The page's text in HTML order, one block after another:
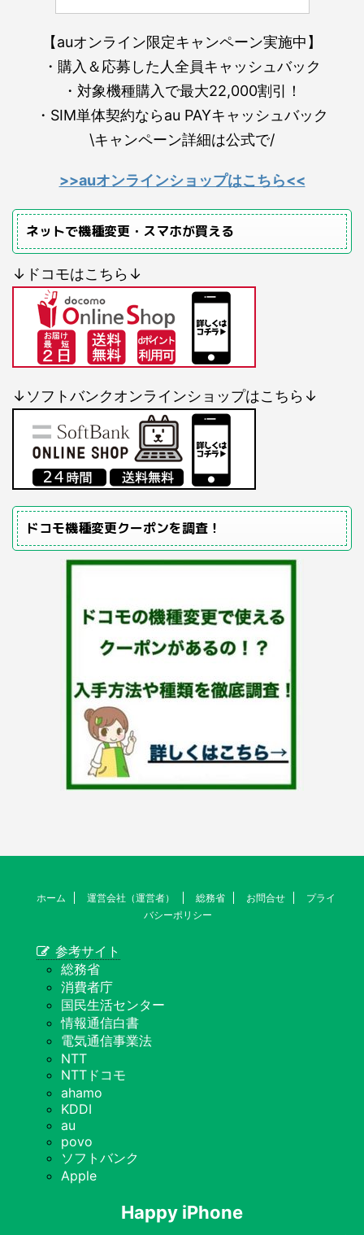
【auオンライン限定キャンペーン実施中】
・購入＆応募した人全員キャッシュバック
・対象機種購入で最大22,000割引！
・SIM単体契約ならau PAYキャッシュバック
\キャンペーン詳細は公式で/
>>auオンラインショップはこちら<<
ネットで機種変更・スマホが買える
↓ドコモはこちら↓
↓ソフトバンクオンラインショップはこちら↓
ドコモ機種変更クーポンを調査！
ホーム 運営会社（運営者） 総務省 お問合せ
プライ
バシーポリシー
参考サイト
総務省
消費者庁
国民生活センター
情報通信白書
電気通信事業法
NTT
NTTドコモ
ahamo
KDDI
au
povo
ソフトバンク
Apple
Happy iPhone